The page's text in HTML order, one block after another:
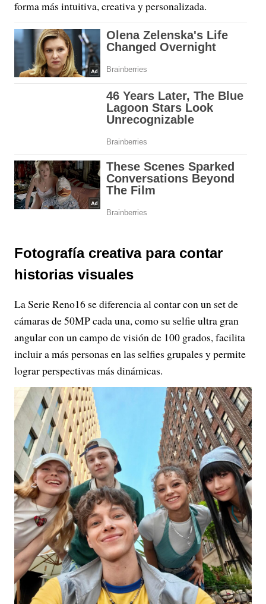
forma más intuitiva, creativa y personalizada.
Fotografía creativa para contar
historias visuales
La Serie Reno16 se diferencia al contar con un set de
cámaras de 50MP cada una, como su selfie ultra gran
angular con un campo de visión de 100 grados, facilita
incluir a más personas en las selfies grupales y permite
lograr perspectivas más dinámicas.